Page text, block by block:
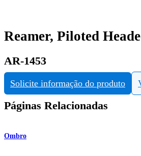
Reamer, Piloted
AR-1453
Solicite informação do produto
Páginas Relacionadas
Ombro